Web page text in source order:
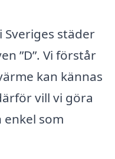
städer
”D”. Vi förstår
kan kännas
vill vi göra
enkel som